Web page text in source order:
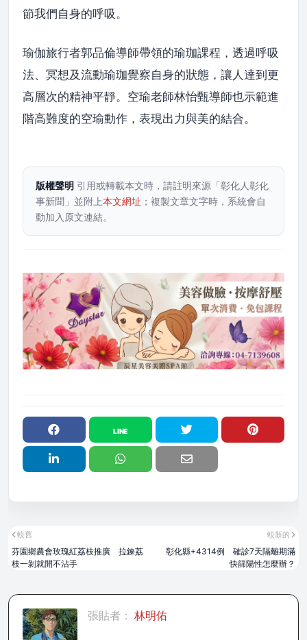
節我們自身的呼吸。
瑜伽旅行者郭品倫導師帶領的瑜珈課程，透過呼吸
法、冥想及流動瑜珈覺察自身的狀態，讓人達到更
高層次的精神平靜。空瑜老師林怡甄導師也示範進
階高難度的空瑜動作，表現出力與美的結合。
版權聲明 引用或轉載本文時，請註明來源「彰化人彰化
事新聞」並附上本文網址 ；複製文章文字時，系統會自
動加入原文連結。
較新的
彰化縣+4314例 確診7天隔離期滿
快篩陽性怎麼辦？
較舊
芬園鄉農會玫瑰紅荔枝推廣 拉鍊荔
枝一剝就開不沾手
張貼者： 林明佑